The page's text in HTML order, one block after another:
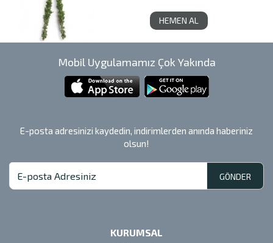
HEMEN AL
Mobil Uygulamamız Çok Yakında
E-posta adresinizi kaydedin, indirimlerden anında haberiniz
olsun!
GÖNDER
KURUMSAL